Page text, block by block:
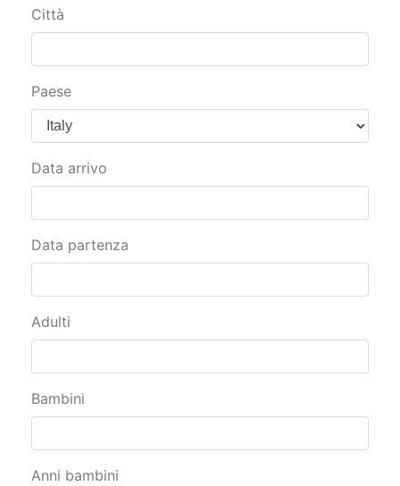
Città
Paese
Data arrivo
Data partenza
Adulti
Bambini
Anni bambini